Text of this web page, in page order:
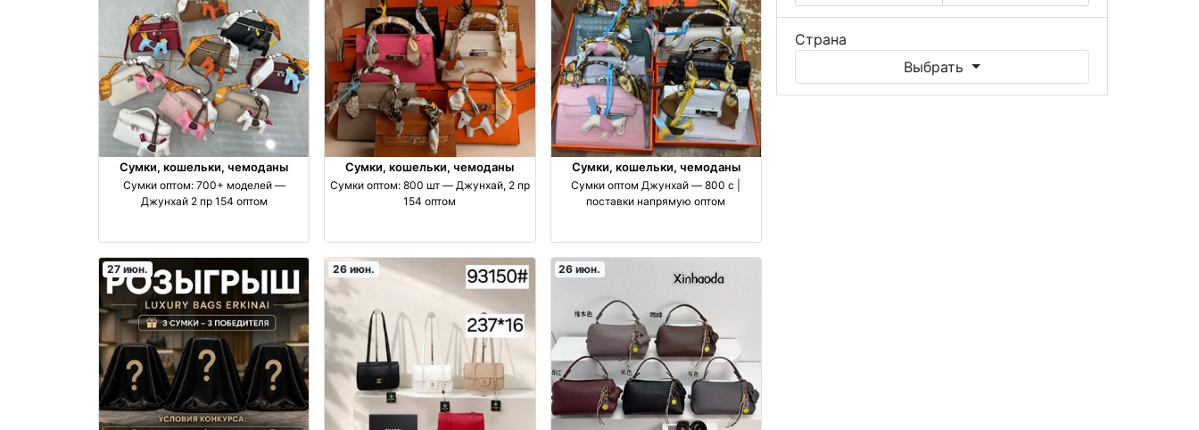
Сумки, кошельки, чемоданы
Сумки оптом: 700+ моделей —
Джунхай 2 пр 154 оптом
Сумки, кошельки, чемоданы
Сумки оптом: 800 шт — Джунхай, 2 пр
154 оптом
Сумки, кошельки, чемоданы
Сумки оптом Джунхай — 800 с |
поставки напрямую оптом
27 июн. 26 июн. 26 июн.
Страна
Выбрать